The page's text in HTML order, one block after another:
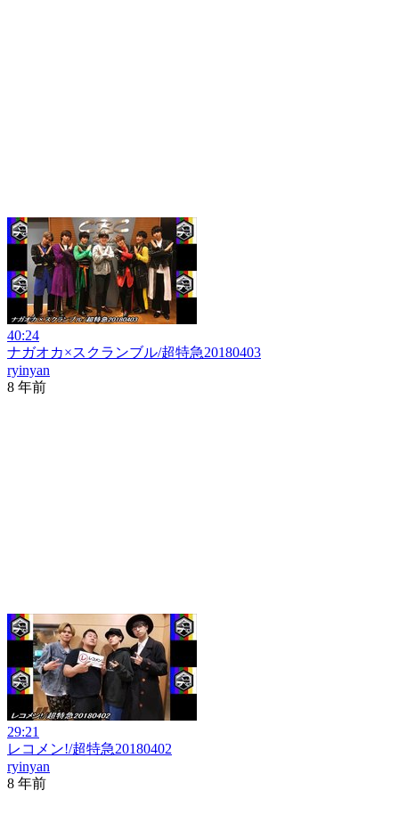
40:24
ナガオカ×スクランブル/超特急20180403
ryinyan
8 年前
29:21
レコメン!/超特急20180402
ryinyan
8 年前